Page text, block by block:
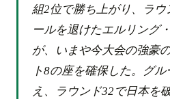
組2位で勝ち上がり、ラ
ールを退けたエルリング
が、いまや今大会の強豪
ト8の座を確保した。グ
え、ラウンド32で日本を